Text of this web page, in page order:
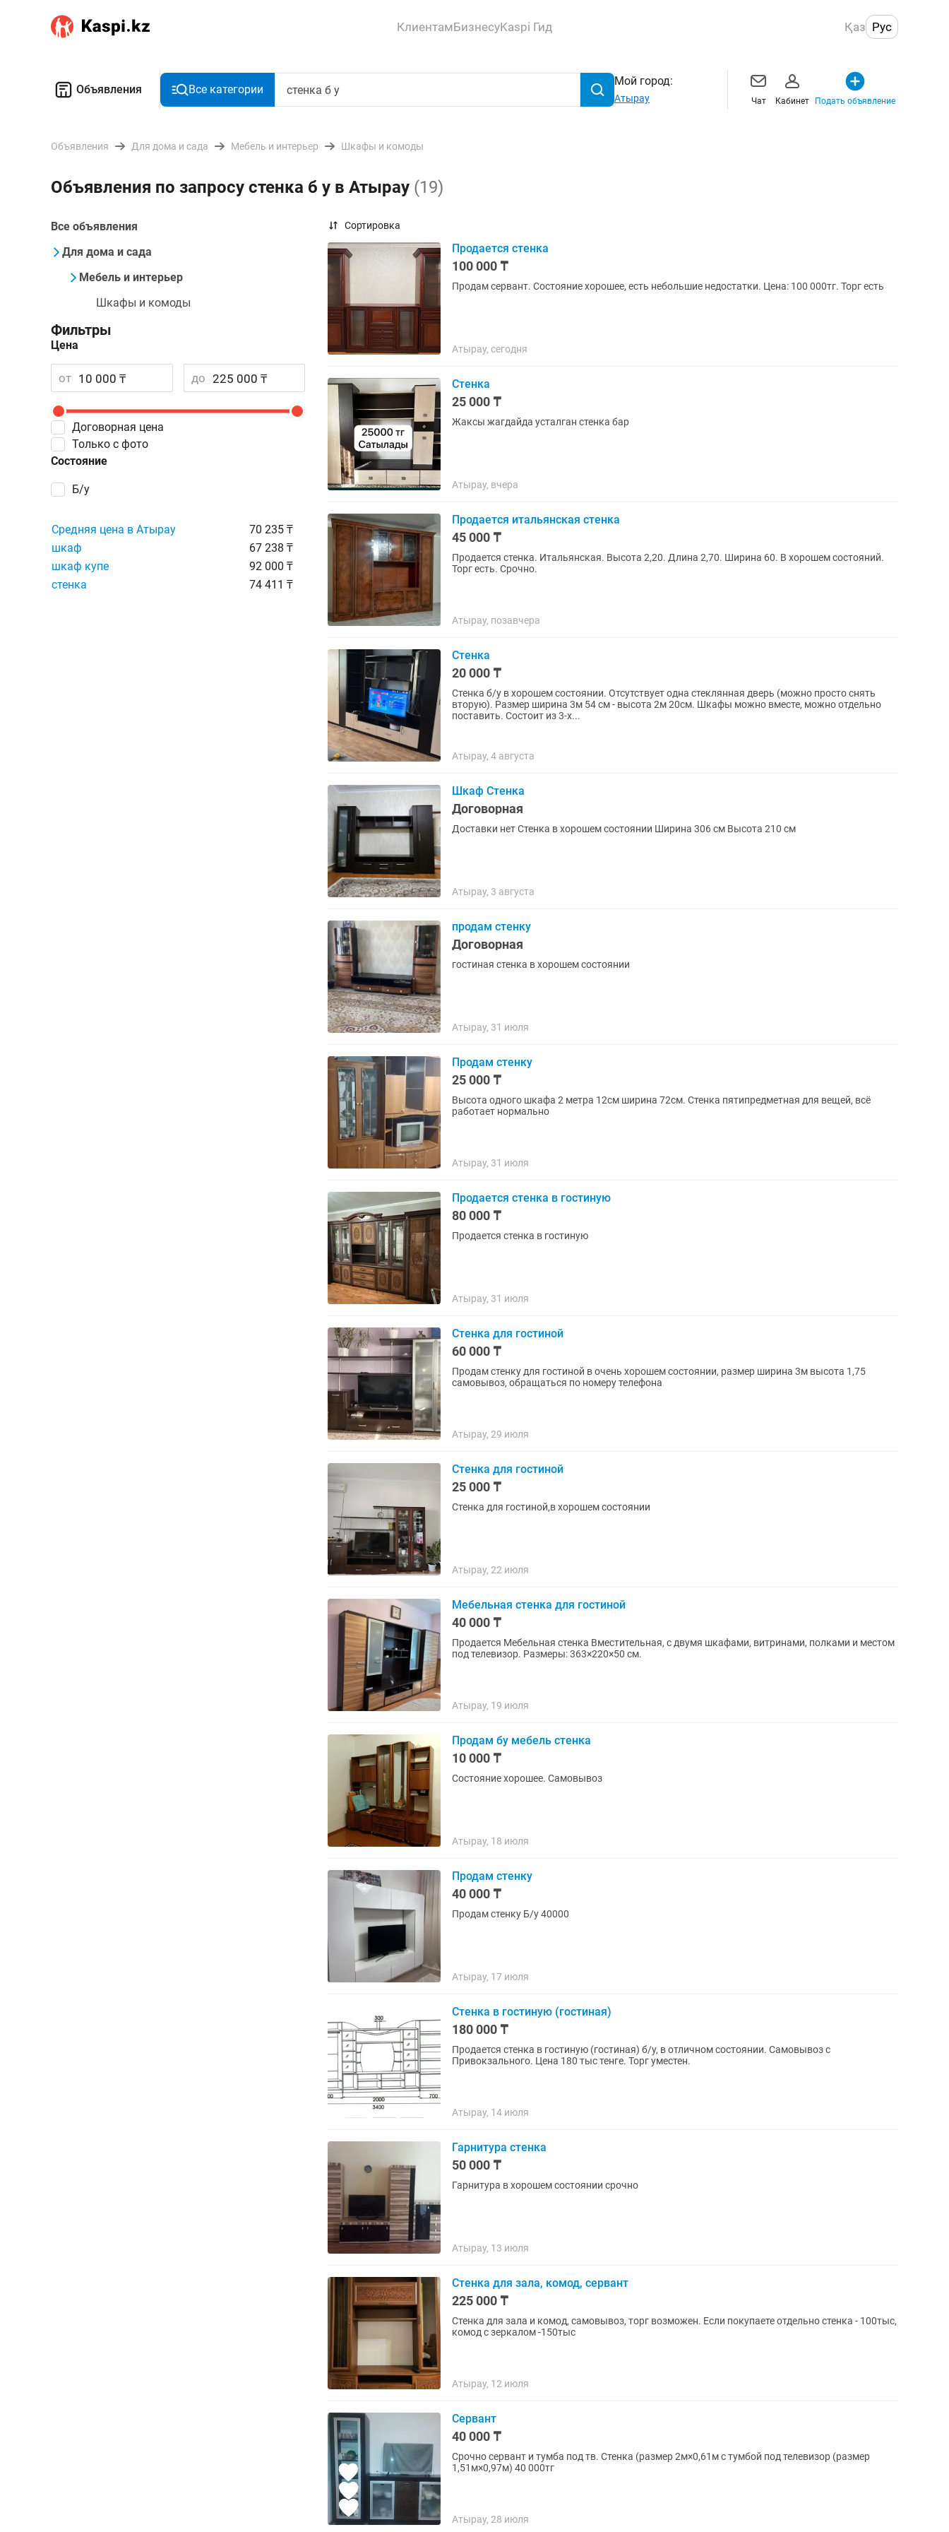
КлиентамБизнесуKaspi Гид Қаз Рус
Объявления Все категории
Мой город:
Атырау Чат Кабинет Подать объявление
Объявления Для дома и сада Мебель и интерьер Шкафы и комоды
Объявления по запросу стенка б у в Атырау (19)
Все объявления
Для дома и сада
Мебель и интерьер
Шкафы и комоды
Фильтры
Цена
от до
Договорная цена
Состояние
Б/у
Только с фото
Средняя цена в Атырау
70 235 ₸
шкаф
67 238 ₸
шкаф купе
92 000 ₸
стенка
74 411 ₸
Сортировка
Продается стенка
100 000 ₸
Продам сервант. Состояние хорошее, есть небольшие недостатки. Цена: 100 000тг. Торг есть
Атырау, сегодня
Стенка
25 000 ₸
Жаксы жагдайда усталган стенка бар
Атырау, вчера
Продается итальянская стенка
45 000 ₸
Продается стенка. Итальянская. Высота 2,20. Длина 2,70. Ширина 60. В хорошем состояний.
Торг есть. Срочно.
Атырау, позавчера
Стенка
20 000 ₸
Стенка б/у в хорошем состоянии. Отсутствует одна стеклянная дверь (можно просто снять
вторую). Размер ширина 3м 54 см - высота 2м 20см. Шкафы можно вместе, можно отдельно
поставить. Состоит из 3-х...
Атырау, 4 августа
Шкаф Стенка
Договорная
Доставки нет Стенка в хорошем состоянии Ширина 306 см Высота 210 см
Атырау, 3 августа
продам стенку
Договорная
гостиная стенка в хорошем состоянии
Атырау, 31 июля
Продам стенку
25 000 ₸
Высота одного шкафа 2 метра 12см ширина 72см. Стенка пятипредметная для вещей, всё
работает нормально
Атырау, 31 июля
Продается стенка в гостиную
80 000 ₸
Продается стенка в гостиную
Атырау, 31 июля
Стенка для гостиной
60 000 ₸
Продам стенку для гостиной в очень хорошем состоянии, размер ширина 3м высота 1,75
самовывоз, обращаться по номеру телефона
Атырау, 29 июля
Стенка для гостиной
25 000 ₸
Стенка для гостиной,в хорошем состоянии
Атырау, 22 июля
Мебельная стенка для гостиной
40 000 ₸
Продается Мебельная стенка Вместительная, с двумя шкафами, витринами, полками и местом
под телевизор. Размеры: 363×220×50 см.
Атырау, 19 июля
Продам бу мебель стенка
10 000 ₸
Состояние хорошее. Самовывоз
Атырау, 18 июля
Продам стенку
40 000 ₸
Продам стенку Б/у 40000
Атырау, 17 июля
Стенка в гостиную (гостиная)
180 000 ₸
Продается стенка в гостиную (гостиная) б/у, в отличном состоянии. Самовывоз с
Привокзального. Цена 180 тыс тенге. Торг уместен.
Атырау, 14 июля
Гарнитура стенка
50 000 ₸
Гарнитура в хорошем состоянии срочно
Атырау, 13 июля
Стенка для зала, комод, сервант
225 000 ₸
Стенка для зала и комод, самовывоз, торг возможен. Если покупаете отдельно стенка - 100тыс,
комод с зеркалом -150тыс
Атырау, 12 июля
Сервант
40 000 ₸
Срочно сервант и тумба под тв. Стенка (размер 2м×0,61м с тумбой под телевизор (размер
1,51м×0,97м) 40 000тг
Атырау, 28 июля